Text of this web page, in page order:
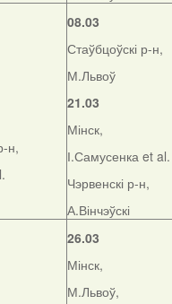
н,
08.03
Стаўбцоўскі р-н,
М.Львоў
21.03
Мінск,
І.Самусенка et al.
Чэрвенскі р-н,
А.Вінчэўскі
26.03
Мінск,
М.Львоў,